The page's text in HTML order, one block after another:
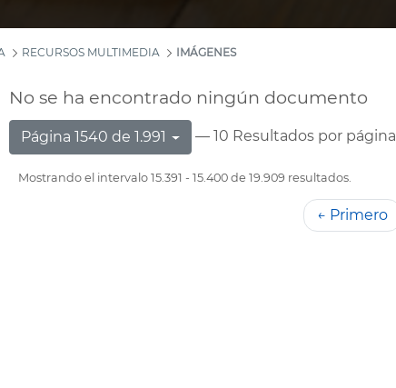
RECURSOS MULTIMEDIA IMÁGENES
No se ha encontrado ningún documento
Página 1540 de 1.991 — 10 Resultados por página
Mostrando el intervalo 15.391 - 15.400 de 19.909 resultados.
← Primero